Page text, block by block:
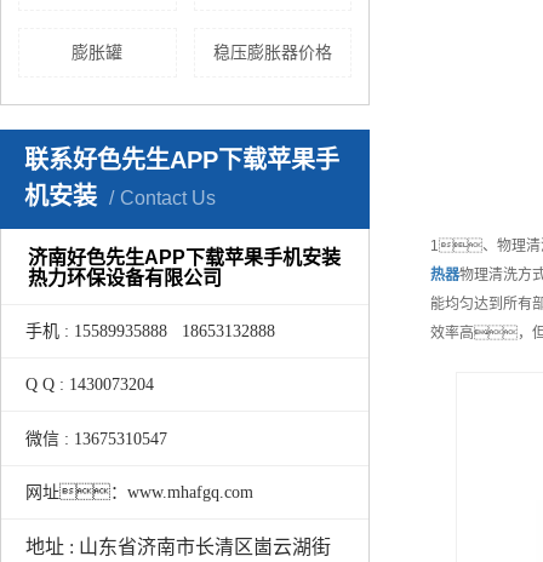
膨胀罐 稳压膨胀器价格
联系好色先生APP下载苹果手
机安装
Contact Us
济南好色先生APP下载苹果手机安装
热力环保设备有限公司
手机 : 15589935888 18653132888
Q Q : 1430073204
微信 : 13675310547
网址：www.mhafgq.com
地址 : 山东省济南市长清区崮云湖街
1、物理清
热器物理清洗
能均匀达到所
效率高，